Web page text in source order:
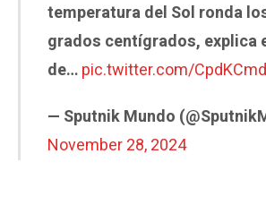
temperatura del Sol ronda
grados centígrados, explica
de…pic.twitter.com/
— Sputnik Mundo
November 28, 2024